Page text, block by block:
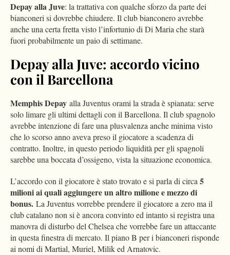
Depay alla Juve: la trattativa con qualche sforzo da parte dei
bianconeri si dovrebbe chiudere. Il club bianconero avrebbe
anche una certa fretta visto l’infortunio di Di Maria che starà
fuori probabilmente un paio di settimane.
Depay alla Juve: accordo vicino
con il Barcellona
Memphis Depay alla Juventus orami la strada è spianata: serve
solo limare gli ultimi dettagli con il Barcellona. Il club spagnolo
avrebbe intenzione di fare una plusvalenza anche minima visto
che lo scorso anno aveva preso il giocatore a scadenza di
contratto. Inoltre, in questo periodo liquidità per gli spagnoli
sarebbe una boccata d’ossigeno, vista la situazione economica.
L’accordo con il giocatore è stato trovato e si parla di circa5
milioni ai quali aggiungere un altro milione e mezzo di
bonus. La Juventus vorrebbe prendere il giocatore a zero ma il
club catalano non si è ancora convinto ed intanto si registra una
manovra di disturbo del Chelsea che vorrebbe fare un attaccante
in questa finestra di mercato. Il piano B per i bianconeri risponde
ai nomi di Martial, Muriel, Milik ed Arnatovic.